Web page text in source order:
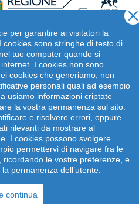
per garantire ai visitatori la
sono stringhe di testo di
tuo computer quando si
I cookies non sono
cookies che generiamo, non
personali quali ad esempio
usiamo informazioni criptate
la vostra permanenza sul sito.
e risolvere errori, oppure
rilevanti da mostrare al
I cookies possono svolgere
permettervi di navigare fra le
le vostre preferenze, e
permanenza dell’utente.
continua
srl. | Viale della Piramide
Italia | P.IVA: 09372641002